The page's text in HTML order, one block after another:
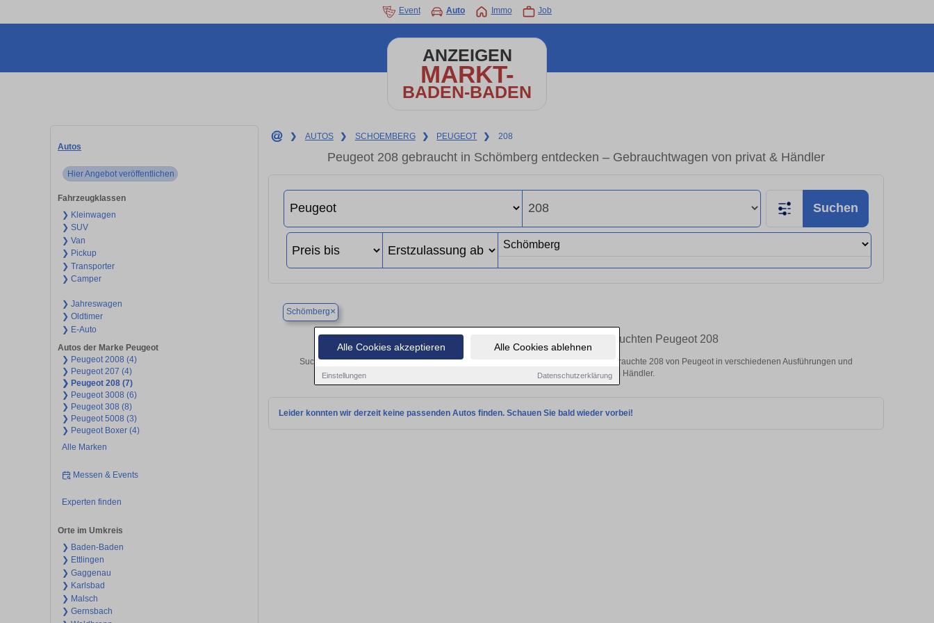
Alle Cookies akzeptieren Alle Cookies ablehnen
Einstellungen Datenschutzerklärung
Event Auto Immo Job
ANZEIGEN
MARKT-
BADEN-BADEN
Autos
Hier Angebot veröffentlichen
Fahrzeugklassen
❯ Kleinwagen
❯ SUV
❯ Van
❯ Pickup
❯ Transporter
❯ Camper
❯ Jahreswagen
❯ Oldtimer
❯ E-Auto
Autos der Marke Peugeot
❯ Peugeot 2008 (4)
❯ Peugeot 207 (4)
❯ Peugeot 208 (7)
❯ Peugeot 3008 (6)
❯ Peugeot 308 (8)
❯ Peugeot 5008 (3)
❯ Peugeot Boxer (4)
Alle Marken
Messen & Events
Experten finden
Orte im Umkreis
❯ Baden-Baden
❯ Ettlingen
❯ Gaggenau
❯ Karlsbad
❯ Malsch
❯ Gernsbach
❯ AUTOS ❯ SCHOEMBERG ❯ PEUGEOT ❯ 208
Peugeot 208 gebraucht in Schömberg entdecken – Gebrauchtwagen von privat & Händler
Suchen
Schömberg×
Finden Sie in Schömberg Ihren gebrauchten Peugeot 208
Suchen Sie in Schömberg einen Peugeot 208 Gebrauchtwagen? Entdecken Sie gebrauchte 208 von Peugeot in verschiedenen Ausführungen und
Preisklassen von privat und vom Händler.
Leider konnten wir derzeit keine passenden Autos finden. Schauen Sie bald wieder vorbei!